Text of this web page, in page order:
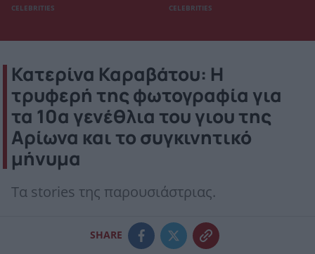
CELEBRITIES CELEBRITIES
Κατερίνα Καραβάτου: Η
τρυφερή της φωτογραφία για
τα 10α γενέθλια του γιου της
Αρίωνα και το συγκινητικό
μήνυμα
Τα stories της παρουσιάστριας.
SHARE